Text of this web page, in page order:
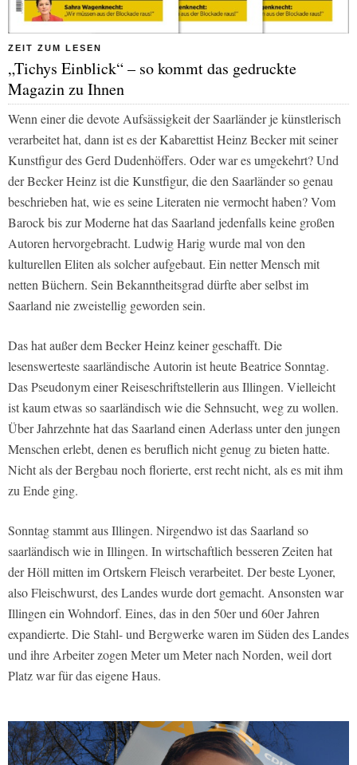
ZEIT ZUM LESEN
„Tichys Einblick“ – so kommt das gedruckte
Magazin zu Ihnen
Wenn einer die devote Aufsässigkeit der Saarländer je künstlerisch
verarbeitet hat, dann ist es der Kabarettist Heinz Becker mit seiner
Kunstfigur des Gerd Dudenhöffers. Oder war es umgekehrt? Und
der Becker Heinz ist die Kunstfigur, die den Saarländer so genau
beschrieben hat, wie es seine Literaten nie vermocht haben? Vom
Barock bis zur Moderne hat das Saarland jedenfalls keine großen
Autoren hervorgebracht. Ludwig Harig wurde mal von den
kulturellen Eliten als solcher aufgebaut. Ein netter Mensch mit
netten Büchern. Sein Bekanntheitsgrad dürfte aber selbst im
Saarland nie zweistellig geworden sein.
Das hat außer dem Becker Heinz keiner geschafft. Die
lesenswerteste saarländische Autorin ist heute Beatrice Sonntag.
Das Pseudonym einer Reiseschriftstellerin aus Illingen. Vielleicht
ist kaum etwas so saarländisch wie die Sehnsucht, weg zu wollen.
Über Jahrzehnte hat das Saarland einen Aderlass unter den jungen
Menschen erlebt, denen es beruflich nicht genug zu bieten hatte.
Nicht als der Bergbau noch florierte, erst recht nicht, als es mit ihm
zu Ende ging.
Sonntag stammt aus Illingen. Nirgendwo ist das Saarland so
saarländisch wie in Illingen. In wirtschaftlich besseren Zeiten hat
der Höll mitten im Ortskern Fleisch verarbeitet. Der beste Lyoner,
also Fleischwurst, des Landes wurde dort gemacht. Ansonsten war
Illingen ein Wohndorf. Eines, das in den 50er und 60er Jahren
expandierte. Die Stahl- und Bergwerke waren im Süden des Landes
und ihre Arbeiter zogen Meter um Meter nach Norden, weil dort
Platz war für das eigene Haus.